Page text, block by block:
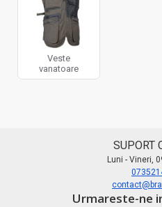
Veste
vanatoare
SUPORT
Luni - Vineri,
Urmareste-ne